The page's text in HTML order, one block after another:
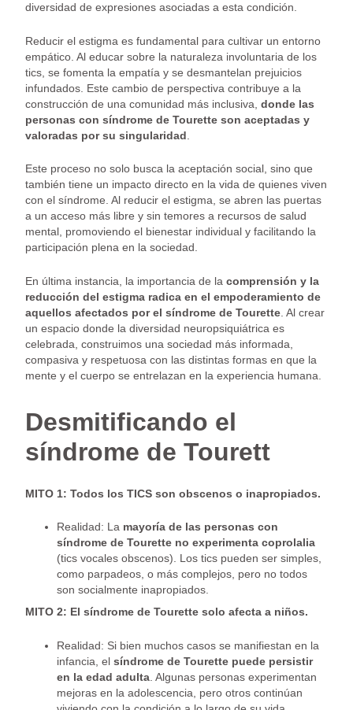
diversidad de expresiones asociadas a esta condición.
Reducir el estigma es fundamental para cultivar un entorno
empático. Al educar sobre la naturaleza involuntaria de los
tics, se fomenta la empatía y se desmantelan prejuicios
infundados. Este cambio de perspectiva contribuye a la
construcción de una comunidad más inclusiva,donde las
personas con síndrome de Tourette son aceptadas y
valoradas por su singularidad
Este proceso no solo busca la aceptación social, sino que
también tiene un impacto directo en la vida de quienes viven
con el síndrome. Al reducir el estigma, se abren las puertas
a un acceso más libre y sin temores a recursos de salud
mental, promoviendo el bienestar individual y facilitando la
participación plena en la sociedad.
En última instancia, la importancia de lacomprensión y la
reducción del estigma radica en el empoderamiento de
aquellos afectados por el síndrome de Tourette . Al crear
un espacio donde la diversidad neuropsiquiátrica es
celebrada, construimos una sociedad más informada,
compasiva y respetuosa con las distintas formas en que la
mente y el cuerpo se entrelazan en la experiencia humana.
Desmitificando el
síndrome de Tourett
MITO 1: Todos los TICS son obscenos o inapropiados.
Realidad: La mayoría de las personas con
síndrome de Tourette no experimenta coprolalia
(tics vocales obscenos). Los tics pueden ser simples,
como parpadeos, o más complejos, pero no todos
son socialmente inapropiados.
MITO 2: El síndrome de Tourette solo afecta a niños.
Realidad: Si bien muchos casos se manifiestan en la
infancia, elsíndrome de Tourette puede persistir
en la edad adulta . Algunas personas experimentan
mejoras en la adolescencia, pero otros continúan